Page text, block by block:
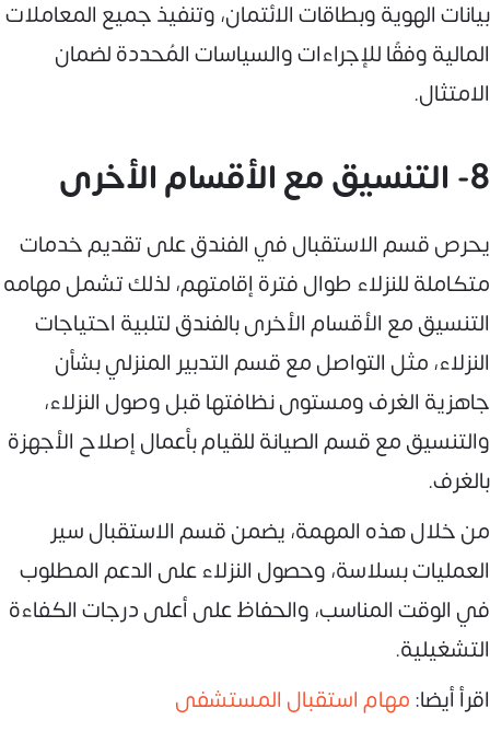
بيانات الهوية وبطاقات الائتمان، وتنفيذ جميع المعاملات
المالية وفقًا للإجراءات والسياسات المُحددة لضمان
الامتثال.
8- التنسيق مع الأقسام الأخرى
يحرص قسم الاستقبال في الفندق على تقديم خدمات
متكاملة للنزلاء طوال فترة إقامتهم، لذلك تشمل مهامه
التنسيق مع الأقسام الأخرى بالفندق لتلبية احتياجات
النزلاء، مثل التواصل مع قسم التدبير المنزلي بشأن
جاهزية الغرف ومستوى نظافتها قبل وصول النزلاء،
والتنسيق مع قسم الصيانة للقيام بأعمال إصلاح الأجهزة
بالغرف.
من خلال هذه المهمة، يضمن قسم الاستقبال سير
العمليات بسلاسة، وحصول النزلاء على الدعم المطلوب
في الوقت المناسب، والحفاظ على أعلى درجات الكفاءة
التشغيلية.
اقرأ أيضا:مهام استقبال المستشفى